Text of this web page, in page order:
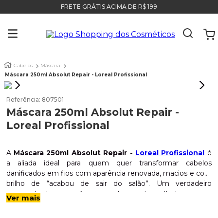
FRETE GRÁTIS ACIMA DE R$ 199
Cabelos
Máscara
Máscara 250ml Absolut Repair - Loreal Profissional
Referência: 807501
Máscara 250ml Absolut Repair -
Loreal Profissional
A Máscara 250ml Absolut Repair - Loreal Profissional é
a aliada ideal para quem quer transformar cabelos
danificados em fios com aparência renovada, macios e com
brilho de “acabou de sair do salão”. Um verdadeiro
momento de reparação — sem drama, só resultado.
Indicação:
Ver mais